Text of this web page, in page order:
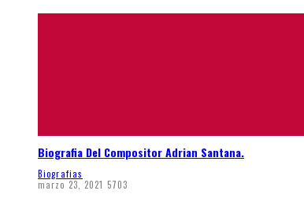
Biografia Del Compositor Adrian Santana.
Biografias
marzo 23, 2021 5703